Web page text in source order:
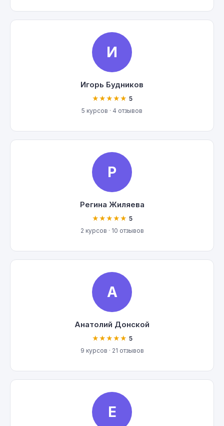
И
Игорь Будников
★★★★★ 5
5 курсов · 4 отзывов
Р
Регина Жиляева
★★★★★ 5
2 курсов · 10 отзывов
А
Анатолий Донской
★★★★★ 5
9 курсов · 21 отзывов
Е